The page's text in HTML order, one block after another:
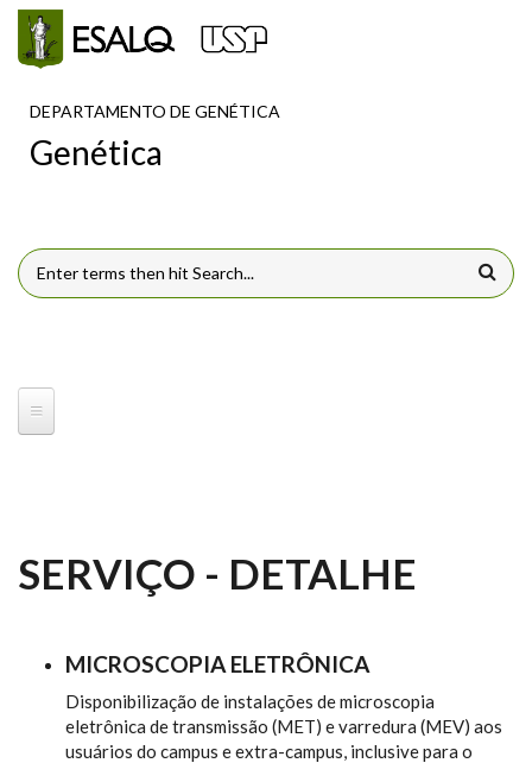
Pular para o conteúdo principal
DEPARTAMENTO DE GENÉTICA
Genética
FORMULÁRIO DE BUSCA
SERVIÇO - DETALHE
MICROSCOPIA ELETRÔNICA
Disponibilização de instalações de microscopia
eletrônica de transmissão (MET) e varredura (MEV) aos
usuários do campus e extra-campus, inclusive para o